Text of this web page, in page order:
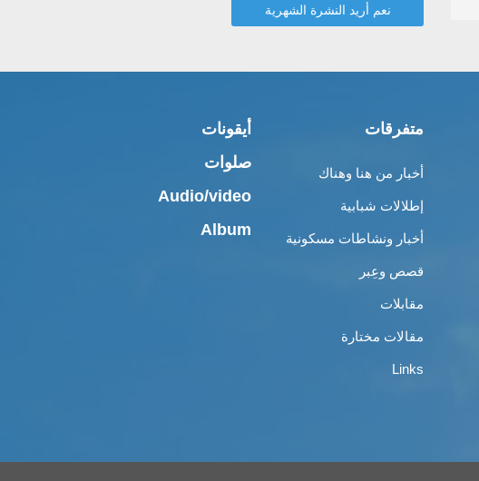
متفرقات
أخبار من هنا وهناك
إطلالات شبابية
أخبار ونشاطات مسكونية
قصص وعِبر
مقابلات
مقالات مختارة
Links
أيقونات
صلوات
Audio/video
Album